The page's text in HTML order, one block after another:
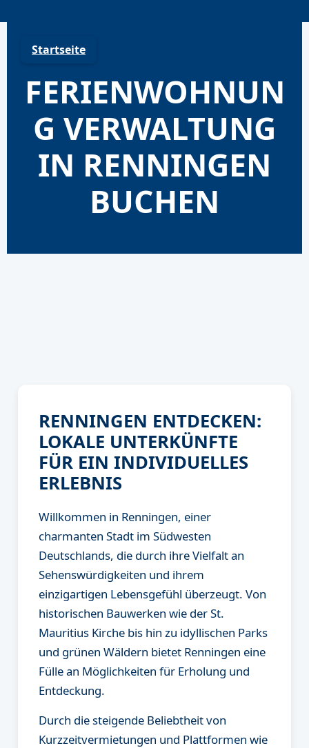
to
Startseite
FERIENWOHNUN
G VERWALTUNG
IN RENNINGEN
BUCHEN
RENNINGEN ENTDECKEN:
LOKALE UNTERKÜNFTE
FÜR EIN INDIVIDUELLES
ERLEBNIS
Willkommen in Renningen, einer
charmanten Stadt im Südwesten
Deutschlands, die durch ihre Vielfalt an
Sehenswürdigkeiten und ihrem
einzigartigen Lebensgefühl überzeugt. Von
historischen Bauwerken wie der St.
Mauritius Kirche bis hin zu idyllischen Parks
und grünen Wäldern bietet Renningen eine
Fülle an Möglichkeiten für Erholung und
Entdeckung.
Durch die steigende Beliebtheit von
Kurzzeitvermietungen und Plattformen wie